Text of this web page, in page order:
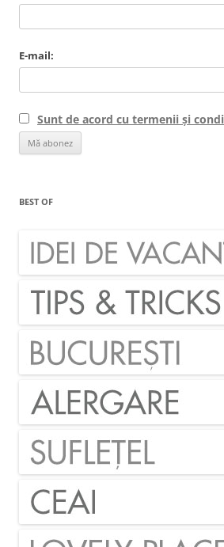
E-mail:
Sunt de acord cu termenii și
BEST OF